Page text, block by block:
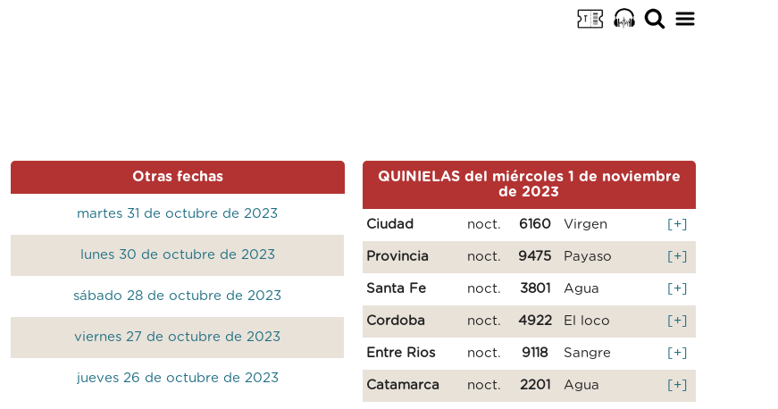
Otras fechas
martes 31 de octubre de 2023
lunes 30 de octubre de 2023
sábado 28 de octubre de 2023
viernes 27 de octubre de 2023
jueves 26 de octubre de 2023
QUINIELAS del miércoles 1 de noviembre
de 2023
Ciudad noct. 6160 Virgen [+]
Provincia noct. 9475 Payaso [+]
Santa Fe noct. 3801 Agua [+]
Cordoba noct. 4922 El loco [+]
Entre Rios noct. 9118 Sangre [+]
Catamarca noct. 2201 Agua [+]